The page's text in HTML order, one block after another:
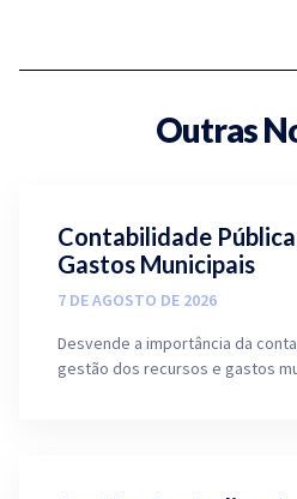
Outras
Contabilidade
Gastos Municipais
7 DE AGOSTO DE 2026
Desvende a importância da
gestão dos recursos e gastos